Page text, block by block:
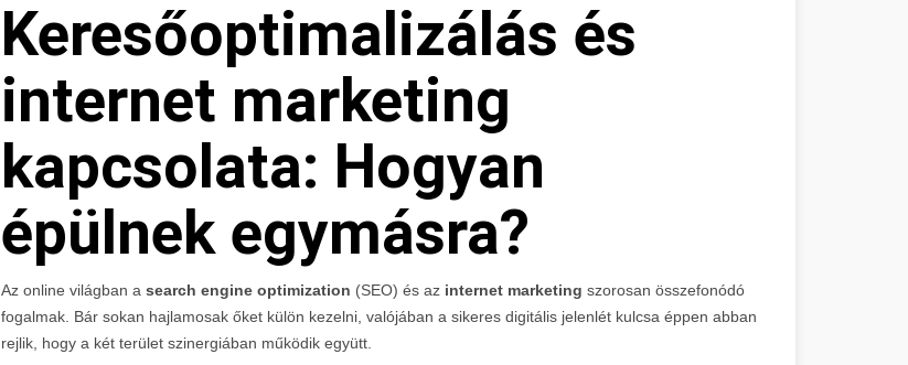
Keresőoptimalizálás és
internet marketing
kapcsolata: Hogyan
épülnek egymásra?
Az online világban a search engine optimization (SEO) és az internet marketing szorosan összefonódó
fogalmak. Bár sokan hajlamosak őket külön kezelni, valójában a sikeres digitális jelenlét kulcsa éppen abban
rejlik, hogy a két terület szinergiában működik együtt.